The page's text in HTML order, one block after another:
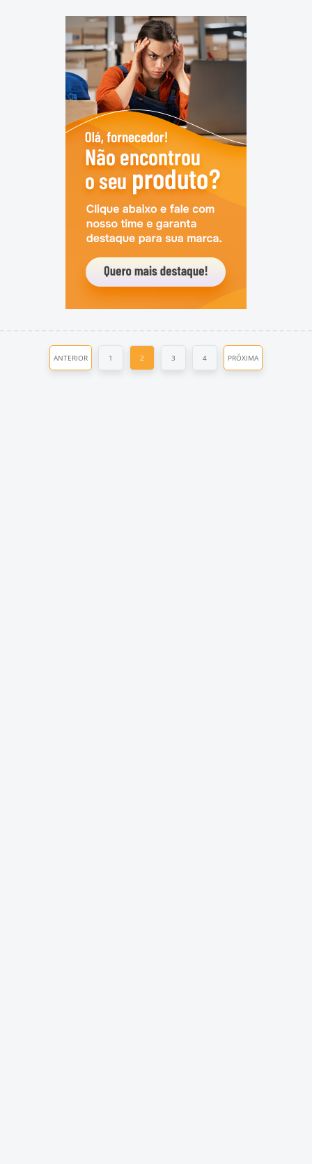
ANTERIOR 1 2 3 4 PRÓXIMA